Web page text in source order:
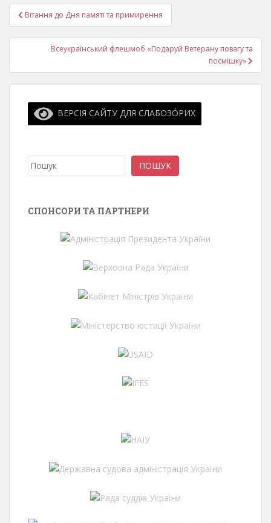
Навігація
записів
Вітання до Дня памяті та примирення
Всеукраїнський флешмоб «Подаруй Ветерану повагу та
посмішку»
ВЕРСІЯ САЙТУ ДЛЯ СЛАБОЗО́РИХ
Пошук ПОШУК
СПОНСОРИ ТА ПАРТНЕРИ